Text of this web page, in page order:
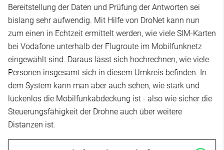
Bereitstellung der Daten und Prüfung der Antworten sei
bislang sehr aufwendig. Mit Hilfe von DroNet kann nun
zum einen in Echtzeit ermittelt werden, wie viele SIM-Karten
bei Vodafone unterhalb der Flugroute im Mobilfunknetz
eingewählt sind. Daraus lässt sich hochrechnen, wie viele
Personen insgesamt sich in diesem Umkreis befinden. In
dem System kann man aber auch sehen, wie stark und
lückenlos die Mobilfunkabdeckung ist - also wie sicher die
Steuerungsfähigkeit der Drohne auch über weitere
Distanzen ist.